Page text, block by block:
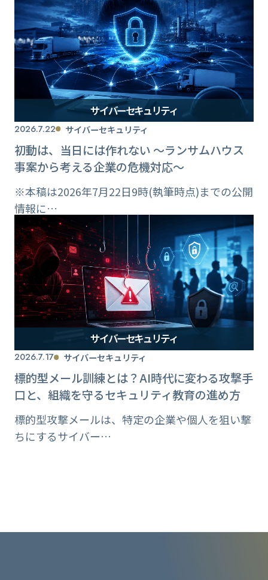
サイバーセキュリティ
2026.7.22 サイバーセキュリティ
初動は、当日には作れない ～ランサムハウス
事案から考える企業の危機対応～
※本稿は2026年7月22日9時(執筆時点)までの公開
情報に…
サイバーセキュリティ
2026.7.17 サイバーセキュリティ
標的型メール訓練とは？AI時代に変わる攻撃手
口と、組織を守るセキュリティ教育の進め方
標的型攻撃メールは、特定の企業や個人を狙い撃
ちにするサイバー…